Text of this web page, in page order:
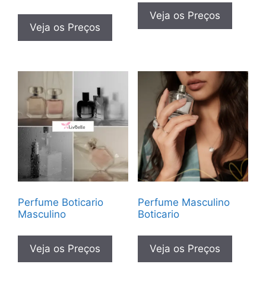
Veja os Preços
Veja os Preços
Perfume Boticario
Masculino
Veja os Preços
Perfume Masculino
Boticario
Veja os Preços